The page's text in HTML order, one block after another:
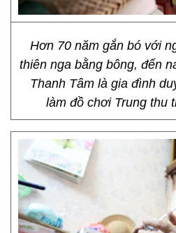
Hơn 70 năm gắn bó với
thiên nga bằng bông, đến
Thanh Tâm là gia đình
làm đồ chơi Trung thu